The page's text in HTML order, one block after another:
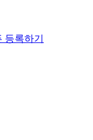
등록하기